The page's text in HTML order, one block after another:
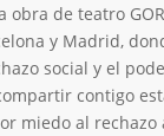
de teatro
y Madrid,
social y el
contigo
miedo al